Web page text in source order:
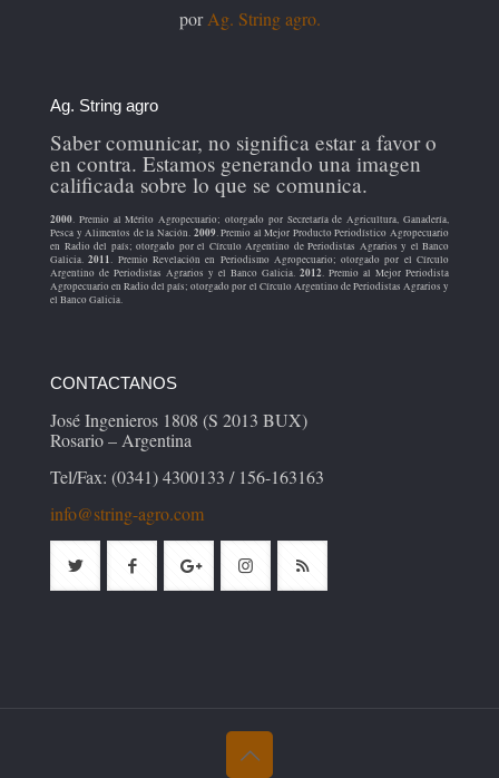
porAg. String agro.
Ag. String agro
Saber comunicar, no significa estar a favor o
en contra. Estamos generando una imagen
calificada sobre lo que se comunica.
2000. Premio al Mérito Agropecuario; otorgado por Secretaría de Agricultura, Ganadería,
Pesca y Alimentos de la Nación. 2009. Premio al Mejor Producto Periodístico Agropecuario
en Radio del país; otorgado por el Círculo Argentino de Periodistas Agrarios y el Banco
Galicia.2011. Premio Revelación en Periodismo Agropecuario; otorgado por el Círculo
Argentino de Periodistas Agrarios y el Banco Galicia. 2012. Premio al Mejor Periodista
Agropecuario en Radio del país; otorgado por el Círculo Argentino de Periodistas Agrarios y
el Banco Galicia.
CONTACTANOS
José Ingenieros 1808 (S 2013 BUX)
Rosario – Argentina
Tel/Fax: (0341) 4300133 / 156-163163
info@string-agro.com